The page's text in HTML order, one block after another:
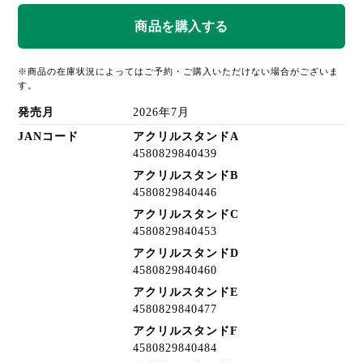
※商品の在庫状況によってはご予約・ご購入いただけない場合がございま
す。
発売月 2026年7月
JANコード
アクリルスタンドA
4580829840439
アクリルスタンドB
4580829840446
アクリルスタンドC
4580829840453
アクリルスタンドD
4580829840460
アクリルスタンドE
4580829840477
アクリルスタンドF
4580829840484